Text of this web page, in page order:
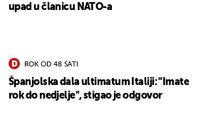
upad u članicu NATO-a
ROK OD 48 SATI
Španjolska dala ultimatum Italiji: "Imate
rok do nedjelje", stigao je odgovor